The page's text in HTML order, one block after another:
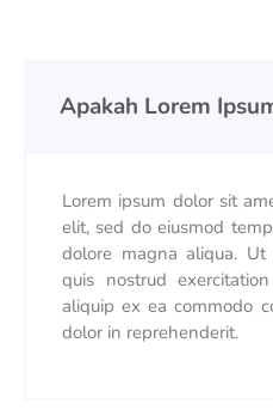
Apakah Lorem
Lorem ipsum dolor sit
elit, sed do eiusmod
dolore magna aliqua.
quis nostrud
aliquip ex ea commodo
dolor in reprehenderit.